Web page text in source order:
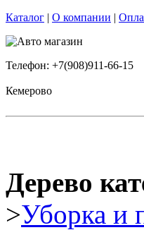
Каталог | О компании |
Телефон: +7(908)911-66-15
Кемерово
Дерево
>Уборка и